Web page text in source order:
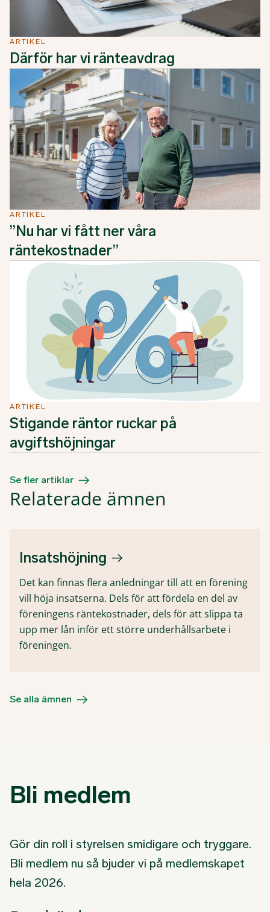
ARTIKEL
Därför har vi ränteavdrag
ARTIKEL
”Nu har vi fått ner våra
räntekostnader”
ARTIKEL
Stigande räntor ruckar på
avgiftshöjningar
Se fler artiklar
Relaterade ämnen
Insatshöjning
Det kan finnas flera anledningar till att en förening
vill höja insatserna. Dels för att fördela en del av
föreningens räntekostnader, dels för att slippa ta
upp mer lån inför ett större underhållsarbete i
föreningen.
Se alla ämnen
Bli medlem
Gör din roll i styrelsen smidigare och tryggare.
Bli medlem nu så bjuder vi på medlemskapet
hela 2026.